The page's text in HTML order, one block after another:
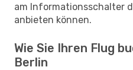
am Informationsschalter
anbieten können.
Wie Sie Ihren Flug
Berlin